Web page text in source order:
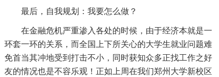
最后，自我规划：我要怎么做？
在金融危机严重渗入各处的时候，由于经济本就是一
环套一环的关系，而全国上下所关心的大学生就业问题难
免首当其冲地受到打击不小，同时获知众多正找工作之好
友的情况也是不容乐观！正如上周在我们郑州大学新校区